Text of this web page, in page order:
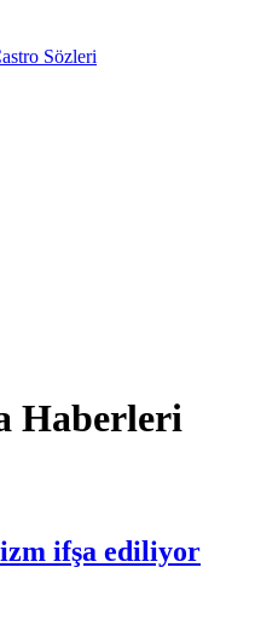
Sözleri
Haberleri
ifşa ediliyor